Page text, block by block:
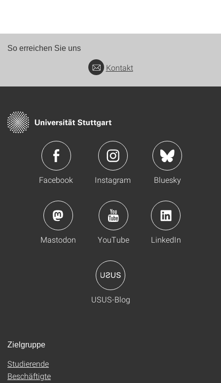
So erreichen Sie uns
Kontakt
Facebook Instagram Bluesky
Mastodon YouTube LinkedIn
USUS-Blog
Zielgruppe
Studierende
Beschäftigte